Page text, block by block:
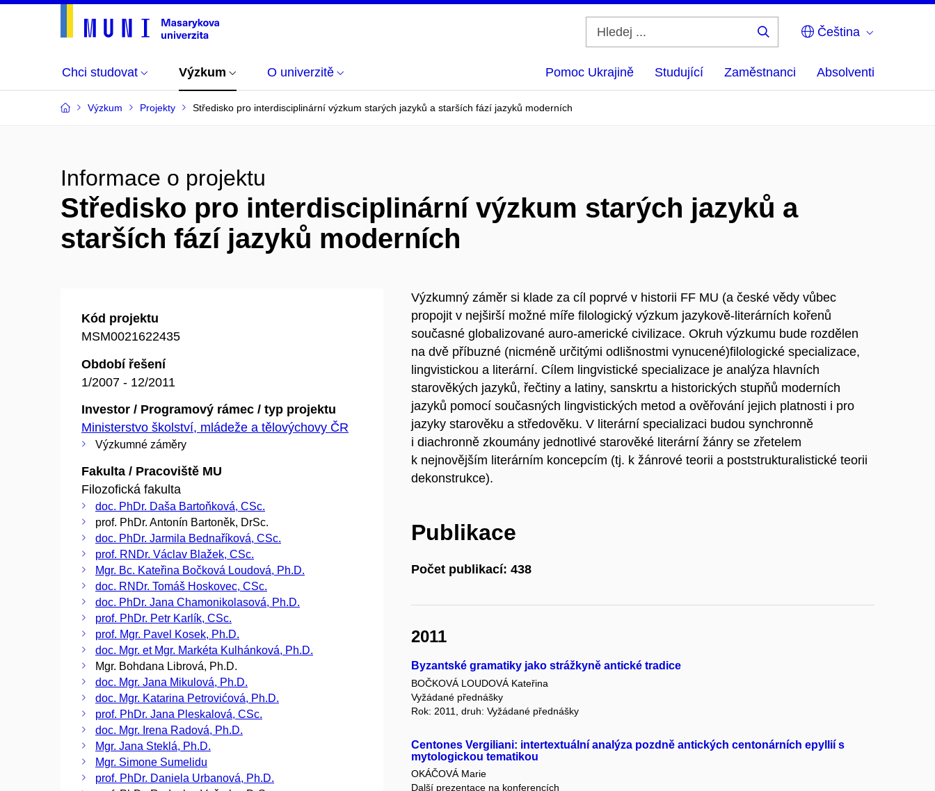
Čeština
Chci studovat Výzkum O univerzitě Pomoc Ukrajině Studující Zaměstnanci Absolventi
Výzkum Projekty Středisko pro interdisciplinární výzkum starých jazyků a starších fází jazyků moderních
Informace o projektu
Středisko pro interdisciplinární výzkum starých jazyků a
starších fází jazyků moderních
Kód projektu
MSM0021622435
Období řešení
1/2007 - 12/2011
Investor / Programový rámec / typ projektu
Ministerstvo školství, mládeže a tělovýchovy ČR
Výzkumné záměry
Fakulta / Pracoviště MU
Filozofická fakulta
doc. PhDr. Daša Bartoňková, CSc.
prof. PhDr. Antonín Bartoněk, DrSc.
doc. PhDr. Jarmila Bednaříková, CSc.
prof. RNDr. Václav Blažek, CSc.
Mgr. Bc. Kateřina Bočková Loudová, Ph.D.
doc. RNDr. Tomáš Hoskovec, CSc.
doc. PhDr. Jana Chamonikolasová, Ph.D.
prof. PhDr. Petr Karlík, CSc.
prof. Mgr. Pavel Kosek, Ph.D.
doc. Mgr. et Mgr. Markéta Kulhánková, Ph.D.
Mgr. Bohdana Librová, Ph.D.
doc. Mgr. Jana Mikulová, Ph.D.
doc. Mgr. Katarina Petrovićová, Ph.D.
prof. PhDr. Jana Pleskalová, CSc.
doc. Mgr. Irena Radová, Ph.D.
Mgr. Jana Steklá, Ph.D.
Mgr. Simone Sumelidu
prof. PhDr. Daniela Urbanová, Ph.D.
Výzkumný záměr si klade za cíl poprvé v historii FF MU (a české vědy vůbec
propojit v nejširší možné míře filologický výzkum jazykově-literárních kořenů
současné globalizované auro-americké civilizace. Okruh výzkumu bude rozdělen
na dvě příbuzné (nicméně určitými odlišnostmi vynucené)filologické specializace,
lingvistickou a literární. Cílem lingvistické specializace je analýza hlavních
starověkých jazyků, řečtiny a latiny, sanskrtu a historických stupňů moderních
jazyků pomocí současných lingvistických metod a ověřování jejich platnosti i pro
jazyky starověku a středověku. V literární specializaci budou synchronně
i diachronně zkoumány jednotlivé starověké literární žánry se zřetelem
k nejnovějším literárním koncepcím (tj. k žánrové teorii a poststrukturalistické teorii
dekonstrukce).
Publikace
Počet publikací: 438
2011
Byzantské gramatiky jako strážkyně antické tradice
BOČKOVÁ LOUDOVÁ Kateřina
Vyžádané přednášky
Rok: 2011, druh: Vyžádané přednášky
Centones Vergiliani: intertextuální analýza pozdně antických centonárních epyllií s
mytologickou tematikou
OKÁČOVÁ Marie
Další prezentace na konferencích